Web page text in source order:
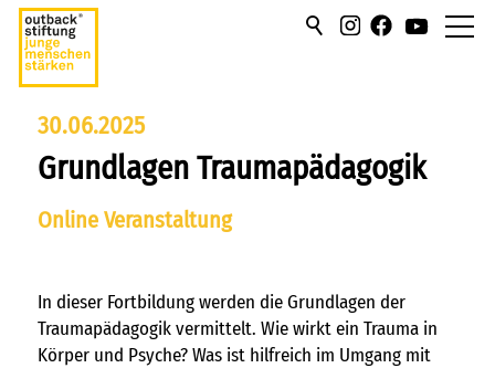
über uns
hilfen/leistung
campus
sportmentoring
aktuell
30.06.2025
Grundlagen Traumapädagogik
Online Veranstaltung
In dieser Fortbildung werden die Grundlagen der
Traumapädagogik vermittelt. Wie wirkt ein Trauma in
Körper und Psyche? Was ist hilfreich im Umgang mit